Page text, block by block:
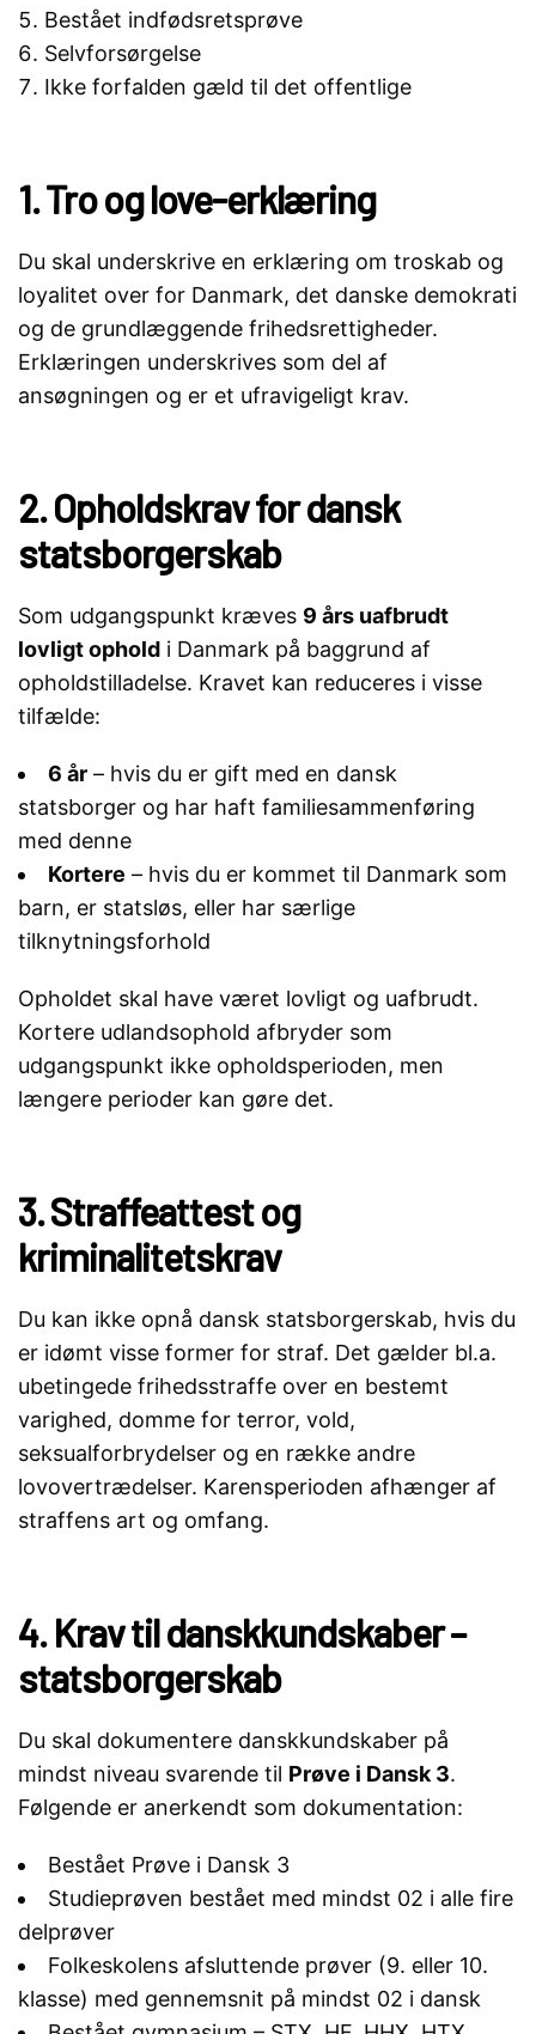
Bestået indfødsretsprøve
Selvforsørgelse
Ikke forfalden gæld til det offentlige
1. Tro og love-erklæring
Du skal underskrive en erklæring om troskab og
loyalitet over for Danmark, det danske demokrati
og de grundlæggende frihedsrettigheder.
Erklæringen underskrives som del af
ansøgningen og er et ufravigeligt krav.
2. Opholdskrav for dansk
statsborgerskab
Som udgangspunkt kræves 9 års uafbrudt
lovligt ophold i Danmark på baggrund af
opholdstilladelse. Kravet kan reduceres i visse
tilfælde:
6 år – hvis du er gift med en dansk
statsborger og har haft familiesammenføring
med denne
Kortere – hvis du er kommet til Danmark som
barn, er statsløs, eller har særlige
tilknytningsforhold
Opholdet skal have været lovligt og uafbrudt.
Kortere udlandsophold afbryder som
udgangspunkt ikke opholdsperioden, men
længere perioder kan gøre det.
3. Straffeattest og
kriminalitetskrav
Du kan ikke opnå dansk statsborgerskab, hvis du
er idømt visse former for straf. Det gælder bl.a.
ubetingede frihedsstraffe over en bestemt
varighed, domme for terror, vold,
seksualforbrydelser og en række andre
lovovertrædelser. Karensperioden afhænger af
straffens art og omfang.
4. Krav til danskkundskaber –
statsborgerskab
Du skal dokumentere danskkundskaber på
mindst niveau svarende til Prøve i Dansk 3.
Følgende er anerkendt som dokumentation:
Bestået Prøve i Dansk 3
Studieprøven bestået med mindst 02 i alle fire
delprøver
Folkeskolens afsluttende prøver (9. eller 10.
klasse) med gennemsnit på mindst 02 i dansk